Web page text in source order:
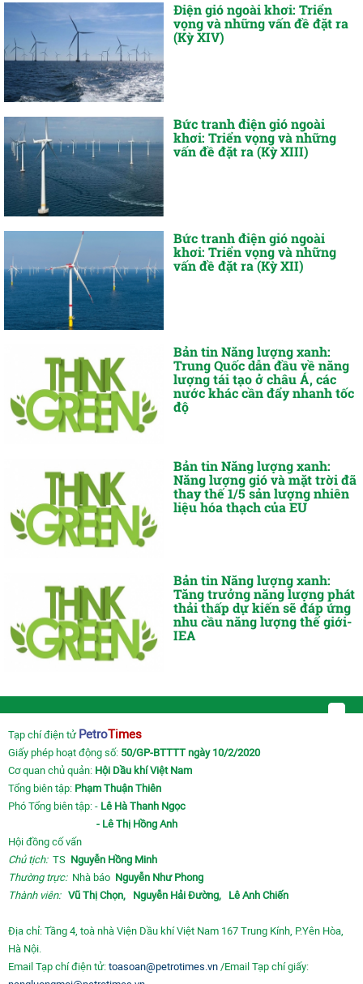
Điện gió ngoài khơi: Triển
vọng và những vấn đề đặt ra
(Kỳ XIV)
Bức tranh điện gió ngoài
khơi: Triển vọng và những
vấn đề đặt ra (Kỳ XIII)
Bức tranh điện gió ngoài
khơi: Triển vọng và những
vấn đề đặt ra (Kỳ XII)
Bản tin Năng lượng xanh:
Trung Quốc dẫn đầu về năng
lượng tái tạo ở châu Á, các
nước khác cần đẩy nhanh tốc
độ
Bản tin Năng lượng xanh:
Năng lượng gió và mặt trời đã
thay thế 1/5 sản lượng nhiên
liệu hóa thạch của EU
Bản tin Năng lượng xanh:
Tăng trưởng năng lượng phát
thải thấp dự kiến sẽ đáp ứng
nhu cầu năng lượng thế giới-
IEA
Tạp chí điện tử PetroTimes
Giấy phép hoạt động số: 50/GP-BTTTT ngày 10/2/2020
Cơ quan chủ quản: Hội Dầu khí Việt Nam
Tổng biên tập: Phạm Thuận Thiên
Phó Tổng biên tập: - Lê Hà Thanh Ngọc
- Lê Thị Hồng Anh
Hội đồng cố vấn
Chủ tịch:TS Nguyễn Hồng Minh
Thường trực: Nhà báo Nguyễn Như Phong
Thành viên: Vũ Thị Chọn, Nguyễn Hải Đường, Lê Anh Chiến
Địa chỉ: Tầng 4, toà nhà Viện Dầu khí Việt Nam 167 Trung Kính, P.Yên Hòa,
Hà Nội.
Email Tạp chí điện tử: toasoan@petrotimes.vn /Email Tạp chí giấy: